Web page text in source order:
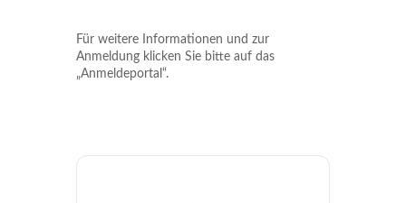
Für weitere Informationen und zur
Anmeldung klicken Sie bitte auf das
„Anmeldeportal“.